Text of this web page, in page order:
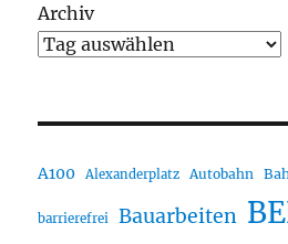
Archiv
A100 Alexanderplatz Autobahn
barrierefrei Bauarbeiten